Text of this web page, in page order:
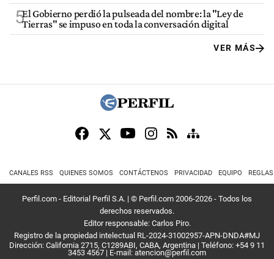
5El Gobierno perdió la pulseada del nombre: la "Ley de
Tierras" se impuso en toda la conversación digital
VER MÁS
CANALES RSS QUIENES SOMOS CONTÁCTENOS PRIVACIDAD EQUIPO
Perfil.com - Editorial Perfil S.A. | © Perfil.com 2006-2026 - Todos los
derechos reservados.
Editor responsable: Carlos Piro.
Registro de la propiedad intelectual RL-2024-31002957-APN-DNDA#MJ
Dirección: California 2715, C1289ABI, CABA, Argentina | Teléfono: +54 9 11
3453 4567 | E-mail: atencion@perfil.com